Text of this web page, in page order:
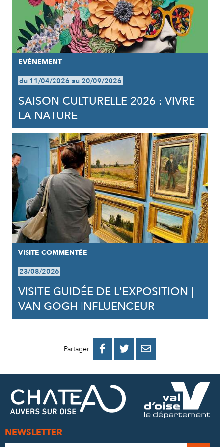
EVÈNEMENT
du 11/04/2026 au 20/09/2026
SAISON CULTURELLE 2026 : VIVRE
LA NATURE
VISITE COMMENTÉE
23/08/2026
VISITE GUIDÉE DE L'EXPOSITION |
VAN GOGH INFLUENCEUR
Partager 
PARTAGER
FACEBOOK
PARTAGER
PARTAGER
MAIL
NEWSLETTER